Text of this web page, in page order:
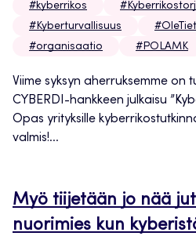
#kyberrikos
#Kyberturvallisuus
#organisaatio
#POLAMK
Viime syksyn aherruksemme on
CYBERDI-hankkeen julkaisu
Opas yrityksille
valmis!...
Myö tiijetään jo nää
nuorimies kun